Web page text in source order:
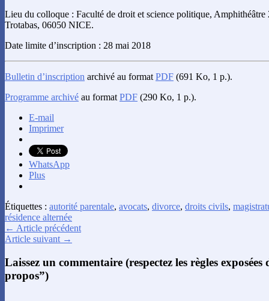
Lieu du colloque : Faculté de droit et science politique,
Trotabas, 06050 NICE.
Date limite d’inscription : 28 mai 2018
Bulletin d’inscription archivé au formatPDF (691 Ko, 1 p.).
Programme archivé au formatPDF (290 Ko, 1 p.).
E-mail
Imprimer
WhatsApp
Plus
Étiquettes : autorité parentale, avocats, divorce, droits civils,
résidence alternée
← Article précédent
Article suivant →
Laissez un commentaire (respectez les règles
propos”)